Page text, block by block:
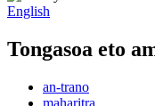
English
Tongasoa eto
an-trano
maharitra